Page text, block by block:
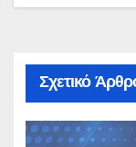
Σχετικό